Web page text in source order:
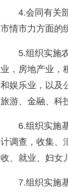
4.会同有关部
市情市力方面的
5.组织实施农
业，房地产业，
和娱乐业，以及
旅游、金融、科
6.组织实施基
计调查，收集、
收、就业、妇女
7.组织实施基